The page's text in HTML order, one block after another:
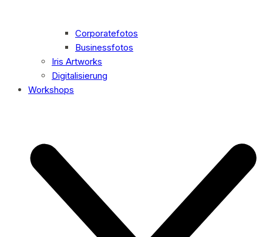
Corporatefotos
Businessfotos
Iris Artworks
Digitalisierung
Workshops